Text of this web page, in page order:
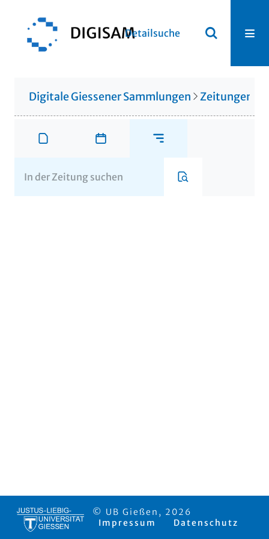
Detailsuche
Digitale Giessener Sammlungen Zeitungen
© UB Gießen, 2026
Impressum
Datenschutz